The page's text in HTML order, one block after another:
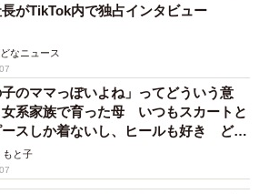
がTikTok内で独占インタビュー
なニュース
子のママっぽいよね」ってどういう意
系家族で育った母 いつもスカートと
ースしか着ないし、ヒールも好き どの
もと子